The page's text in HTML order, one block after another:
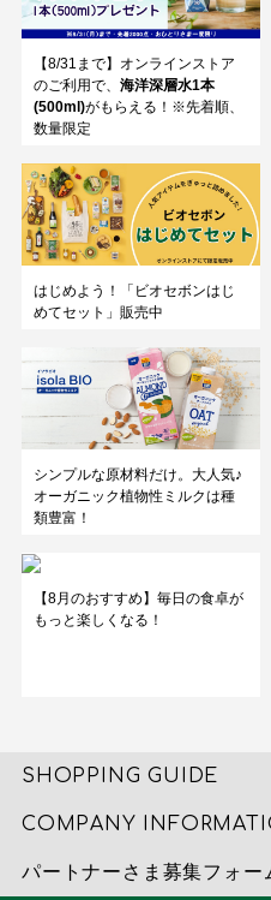
【8/31まで】オンラインストア
のご利用で、 海洋深層水1本
(500ml)がもらえる！※先着順、
数量限定
はじめよう！「ビオセボンはじ
めてセット」販売中
シンプルな原材料だけ。大人気♪
オーガニック植物性ミルクは種
類豊富！
【8月のおすすめ】毎日の食卓が
もっと楽しくなる！
SHOPPING GUIDE
COMPANY
パートナーさま募集フォー